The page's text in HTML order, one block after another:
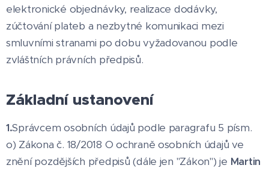
elektronické objednávky, realizace dodávky,
zúčtování plateb a nezbytné komunikaci mezi
smluvními stranami po dobu vyžadovanou podle
zvláštních právních předpisů.
Základní ustanovení
1.Správcem osobních údajů podle paragrafu 5 písm.
o) Zákona č. 18/2018 O ochraně osobních údajů ve
znění pozdějších předpisů (dále jen "Zákon") je Martin